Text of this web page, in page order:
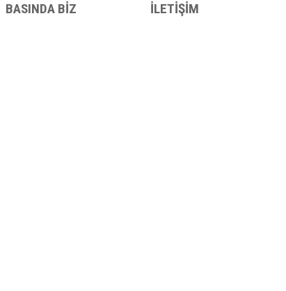
BASINDA BİZ İLETİŞİM